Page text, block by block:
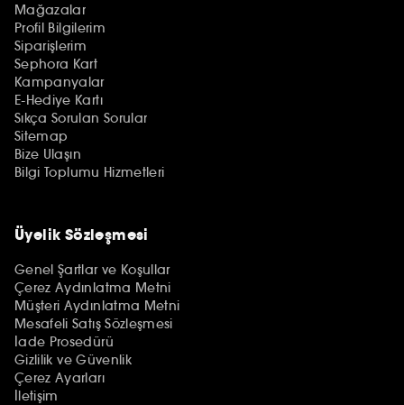
Mağazalar
Profil Bilgilerim
Siparişlerim
Sephora Kart
Kampanyalar
E-Hediye Kartı
Sıkça Sorulan Sorular
Sitemap
Bize Ulaşın
Bilgi Toplumu Hizmetleri
Üyelik Sözleşmesi
Genel Şartlar ve Koşullar
Çerez Aydınlatma Metni
Müşteri Aydınlatma Metni
Mesafeli Satış Sözleşmesi
İade Prosedürü
Gizlilik ve Güvenlik
Çerez Ayarları
İletişim